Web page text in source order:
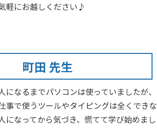
軽にお越しください♪
町田 先生
になるまでパソコンは使っていましたが、
事で使うツールやタイピングは全くできな
になってから気づき、慌てて学び始めまし